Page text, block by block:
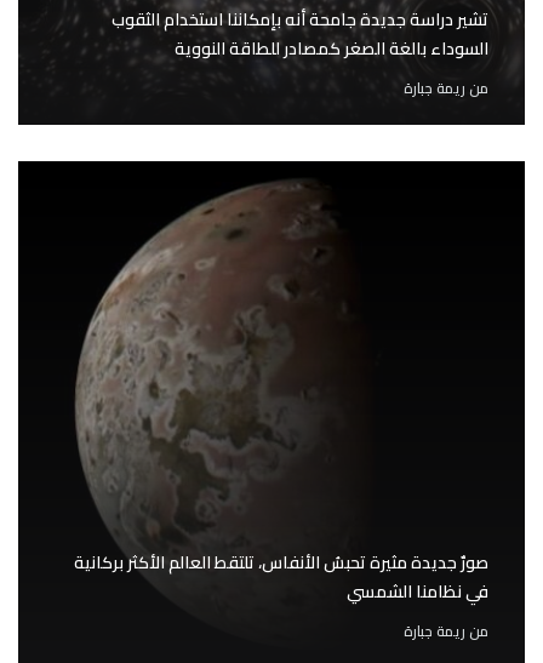
تشير دراسة جديدة جامحة أنه بإمكاننا استخدام الثقوب
السوداء بالغة الصغر كمصادر للطاقة النووية
من ريمة جبارة
صورٌ جديدة مثيرة تحبسُ الأنفاس، تلتقط العالم الأكثر بركانية
في نظامنا الشمسي
من ريمة جبارة